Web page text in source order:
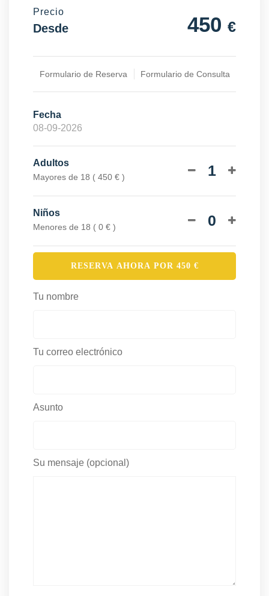
Precio
Desde 450 €
Formulario de Reserva Formulario de Consulta
Fecha
Adultos
Mayores de 18 ( 450 € ) 1
Niños
Menores de 18 ( 0 € ) 0
RESERVA AHORA POR 450 €
Tu nombre
Tu correo electrónico
Asunto
Su mensaje (opcional)